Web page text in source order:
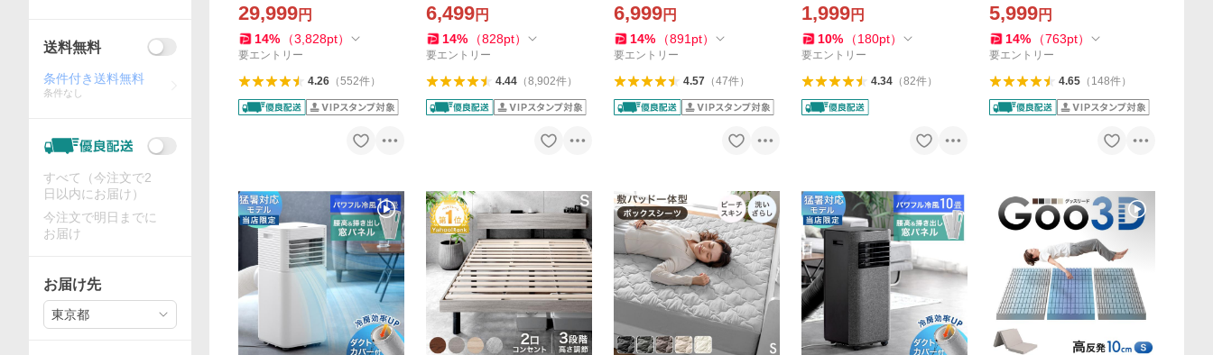
ットエアコン 窓用エアコン
掃き出し窓 移動式エアコン
エアコン 業務用
29,999円
14% （3,828pt）
要エントリー
4.26（552件）
反発マットレス 丸洗い ベッ
ドマット ベッドマットレス
極厚10cm 高反発
6,499円
14% （828pt）
要エントリー
4.44（8,902件）
肌布団 肌掛布団 洗える ひん
やり 冷感ケット 布団 掛布団
夏用 夏
6,999円
14% （891 pt）
要エントリー
4.57（47件）
ットパット リバーシブル 銀
イオン 抗菌 防臭 洗える 冷感
敷きパッド
1,999円
10% （180pt）
要エントリー
4.34（82件）
け布団 接触冷感 肌布団 肌掛
布団 洗える ひんやり 冷感ケ
ット 布団 夏
5,999円
14% （763pt）
要エントリー
4.65（ 148件）
送料無料
条件付き送料無料
条件なし
すべて（今注文で2
日以内にお届け）
今注文で明日までに
お届け
お届け先
東京都